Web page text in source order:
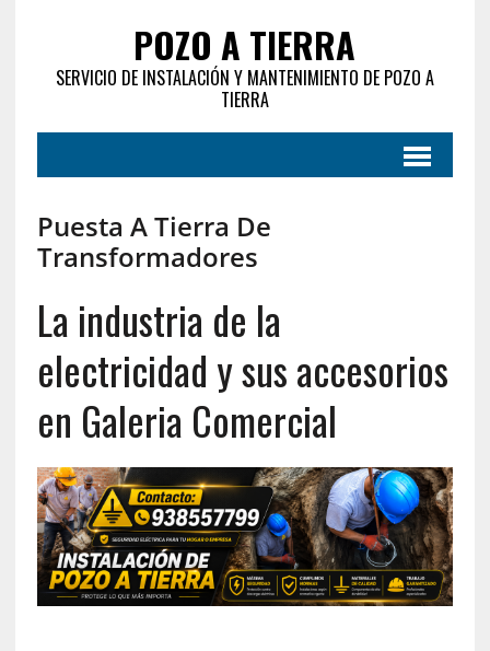
POZO A TIERRA
SERVICIO DE INSTALACIÓN Y MANTENIMIENTO DE POZO A
TIERRA
Puesta A Tierra De
Transformadores
La industria de la
electricidad y sus accesorios
en Galeria Comercial